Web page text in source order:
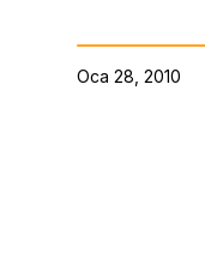
Oca 28, 2010